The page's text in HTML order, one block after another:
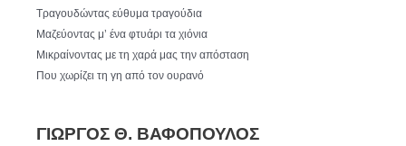
Τραγουδώντας εύθυμα τραγούδια
Μαζεύοντας μ’ ένα φτυάρι τα χιόνια
Μικραίνοντας με τη χαρά μας την απόσταση
Που χωρίζει τη γη από τον ουρανό
ΓΙΩΡΓΟΣ Θ. ΒΑΦΟΠΟΥΛΟΣ